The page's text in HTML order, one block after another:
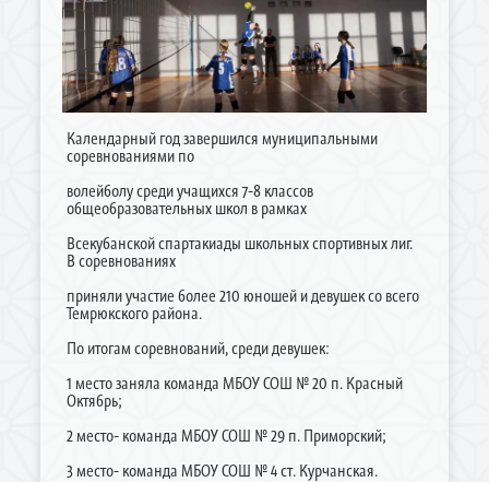
Календарный год завершился муниципальными
соревнованиями по
волейболу среди учащихся 7-8 классов
общеобразовательных школ в рамках
Всекубанской спартакиады школьных спортивных лиг.
В соревнованиях
приняли участие более 210 юношей и девушек со всего
Темрюкского района.
По итогам соревнований, среди девушек:
1 место заняла команда МБОУ СОШ № 20 п. Красный
Октябрь;
2 место- команда МБОУ СОШ № 29 п. Приморский;
3 место- команда МБОУ СОШ № 4 ст. Курчанская.